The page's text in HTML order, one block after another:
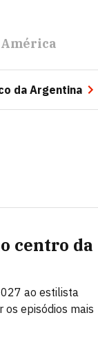
da Argentina
centro da
ao estilista
os episódios mais